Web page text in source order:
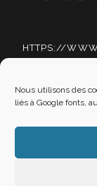
Nous utilisons des
liés à Google fonts,
HTTPS://